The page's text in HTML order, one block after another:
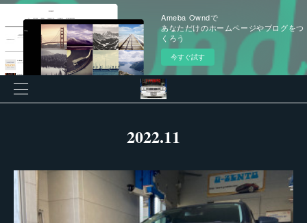
Ameba Owndで
あなただけのホームページやブログをつ
くろう
今すぐ試す
2022.11